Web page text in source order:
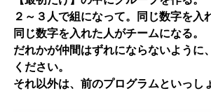
２～３人で組になって。同じ数字を入
同じ数字を入れた人がチームになる。
だれかが仲間はずれにならないように
ください。
それ以外は、前のプログラムといっし